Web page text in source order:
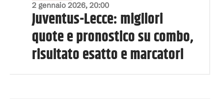
2 gennaio 2026, 20:00
Juventus-Lecce: migliori
quote e pronostico su combo,
risultato esatto e marcatori